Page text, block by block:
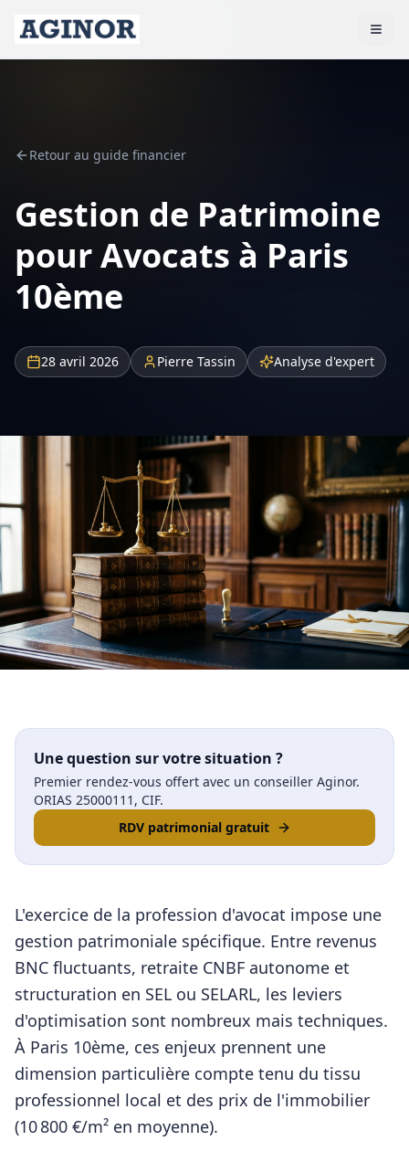
Retour au guide financier
Gestion de Patrimoine
pour Avocats à Paris
10ème
28 avril 2026 Pierre Tassin Analyse d'expert
Une question sur votre situation ?
Premier rendez-vous offert avec un conseiller Aginor.
ORIAS 25000111, CIF.
RDV patrimonial gratuit
L'exercice de la profession d'avocat impose une
gestion patrimoniale spécifique. Entre revenus
BNC fluctuants, retraite CNBF autonome et
structuration en SEL ou SELARL, les leviers
d'optimisation sont nombreux mais techniques.
À Paris 10ème, ces enjeux prennent une
dimension particulière compte tenu du tissu
professionnel local et des prix de l'immobilier
(10 800 €/m² en moyenne).